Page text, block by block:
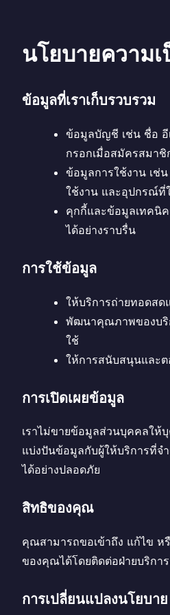
นโยบายความ
ข้อมูลที่เราเก็บรวบรวม
ข้อมูลบัญชี เช่น ชื่อ
กรอกเมื่อสมัครสมาชิ
ข้อมูลการใช้งาน เช่
ใช้งาน และอุปกรณ์ที่
คุกกี้และข้อมูลเทคนิ
ได้อย่างราบรื่น
การใช้ข้อมูล
ให้บริการถ่ายทอดส
พัฒนาคุณภาพของบริ
ใช้
ให้การสนับสนุนและ
การเปิดเผยข้อมูล
เราไม่ขายข้อมูลส่วนบุคคลให้
แบ่งปันข้อมูลกับผู้ให้บริการที่จ
ได้อย่างปลอดภัย
สิทธิของคุณ
คุณสามารถขอเข้าถึง แก้ไข
ของคุณได้โดยติดต่อฝ่ายบริกา
การเปลี่ยนแปลงนโยบาย